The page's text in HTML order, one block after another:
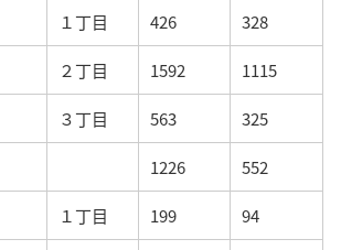
１丁目 426 328
２丁目 1592 1115
３丁目 563 325
1226 552
１丁目 199 94